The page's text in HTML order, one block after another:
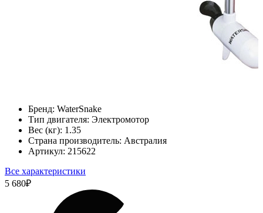
Бренд: WaterSnake
Тип двигателя: Электромотор
Вес (кг): 1.35
Страна производитель: Австралия
Артикул: 215622
Все характеристики
5 680₽